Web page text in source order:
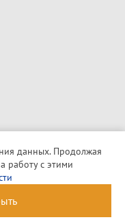
данных. Продолжая
работу с этими